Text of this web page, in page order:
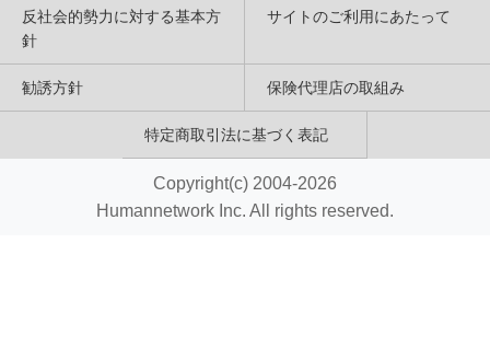
反社会的勢力に対する基本方
針
サイトのご利用にあたって
勧誘方針 保険代理店の取組み
特定商取引法に基づく表記
Copyright(c) 2004-2026
Humannetwork Inc. All rights reserved.